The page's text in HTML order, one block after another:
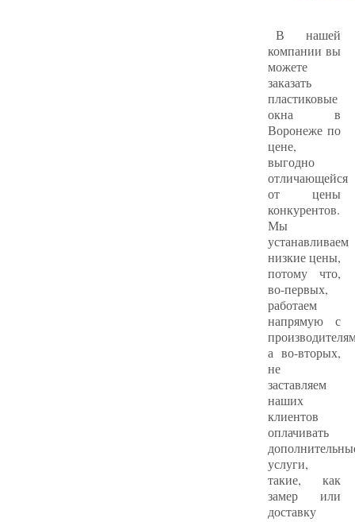
В нашей
компании вы
можете
заказать
пластиковые
окна в
Воронеже по
цене,
выгодно
отличающейся
от цены
конкурентов.
Мы
устанавливаем
низкие цены,
потому что,
во-первых,
работаем
напрямую с
а во-вторых,
не
заставляем
наших
клиентов
оплачивать
услуги,
такие, как
замер или
доставку